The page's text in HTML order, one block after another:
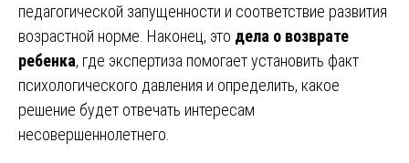
педагогической запущенности и соответствие развития
возрастной норме. Наконец, это дела о возврате
ребенка, где экспертиза помогает установить факт
психологического давления и определить, какое
решение будет отвечать интересам
несовершеннолетнего.